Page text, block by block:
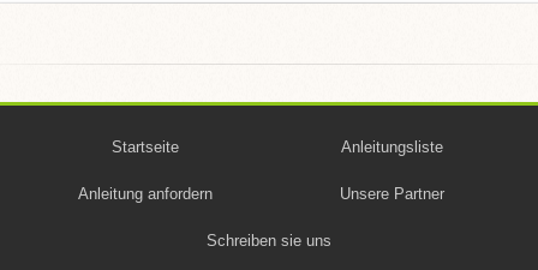
Startseite Anleitungsliste
Anleitung anfordern Unsere Partner
Schreiben sie uns